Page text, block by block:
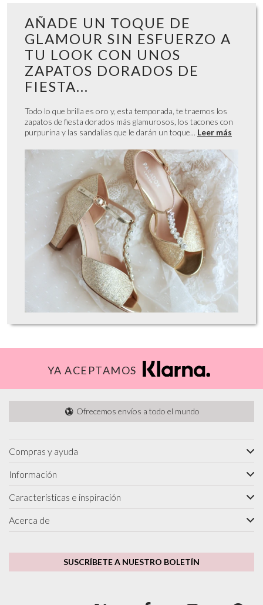
AÑADE UN TOQUE DE
GLAMOUR SIN ESFUERZO A
TU LOOK CON UNOS
ZAPATOS DORADOS DE
FIESTA...
Todo lo que brilla es oro y, esta temporada, te traemos los
zapatos de fiesta dorados más glamurosos, los tacones con
purpurina y las sandalias que le darán un toque... Leer más
YA ACEPTAMOS
Ofrecemos envíos a todo el mundo
Compras y ayuda
Información
Características e inspiración
Acerca de
SUSCRÍBETE A NUESTRO BOLETÍN